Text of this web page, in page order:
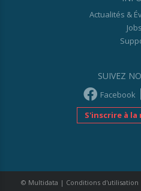
Actualités &
Jobs
SUIVEZ
Facebook
S'inscrire à
© Multidata | Conditions d'utilisation